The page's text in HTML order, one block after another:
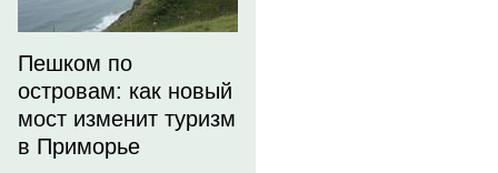
Пешком по
островам: как новый
мост изменит туризм
в Приморье